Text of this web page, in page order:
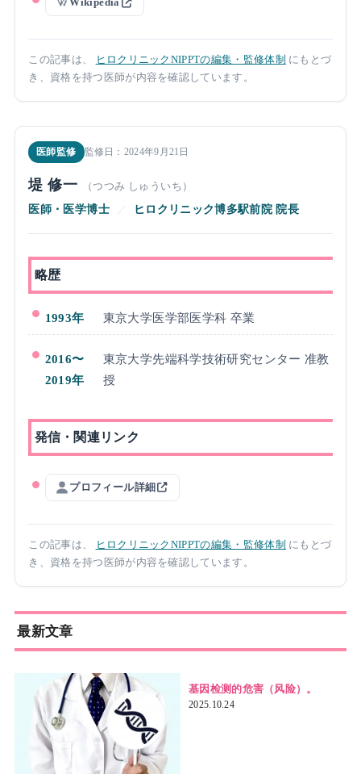
この記事は、 ヒロクリニックNIPPTの編集・監修体制 にもとづ
き、資格を持つ医師が内容を確認しています。
医師監修 監修日：2024年9月21日
堤 修一
（つつみ しゅういち）
医師・医学博士
／ ヒロクリニック博多駅前院 院長
略歴
1993年 東京大学医学部医学科 卒業
2016〜
2019年
東京大学先端科学技術研究センター 准教
授
発信・関連リンク
プロフィール詳細
この記事は、 ヒロクリニックNIPPTの編集・監修体制 にもとづ
き、資格を持つ医師が内容を確認しています。
最新文章
基因检测的危害（风险）。
2025.10.24